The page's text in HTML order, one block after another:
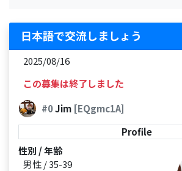
日本語で交流しましょう
2025/08/16
この募集は終了しました
#0Jim [EQgmc1A]
Profile
性別 / 年齢
男性 / 35-39